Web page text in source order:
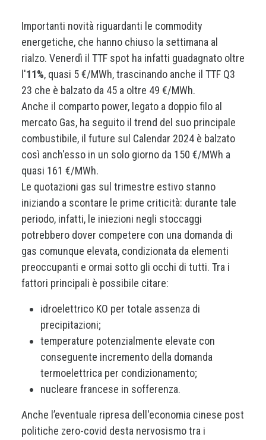
Importanti novità riguardanti le commodity
energetiche, che hanno chiuso la settimana al
rialzo. Venerdì il TTF spot ha infatti guadagnato oltre
l'11%, quasi 5 €/MWh, trascinando anche il TTF Q3
23 che è balzato da 45 a oltre 49 €/MWh.
Anche il comparto power, legato a doppio filo al
mercato Gas, ha seguito il trend del suo principale
combustibile, il future sul Calendar 2024 è balzato
così anch'esso in un solo giorno da 150 €/MWh a
quasi 161 €/MWh.
Le quotazioni gas sul trimestre estivo stanno
iniziando a scontare le prime criticità: durante tale
periodo, infatti, le iniezioni negli stoccaggi
potrebbero dover competere con una domanda di
gas comunque elevata, condizionata da elementi
preoccupanti e ormai sotto gli occhi di tutti. Tra i
fattori principali è possibile citare:
idroelettrico KO per totale assenza di
precipitazioni;
temperature potenzialmente elevate con
conseguente incremento della domanda
termoelettrica per condizionamento;
nucleare francese in sofferenza.
Anche l’eventuale ripresa dell'economia cinese post
politiche zero-covid desta nervosismo tra i